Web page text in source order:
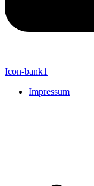
Icon-bank1
Impressum